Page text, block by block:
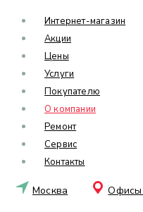
Интернет-магазин
Акции
Цены
Услуги
Покупателю
О компании
Ремонт
Сервис
Контакты
Москва Офисы